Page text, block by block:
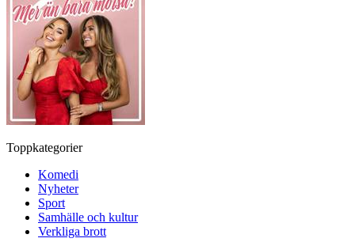
Toppkategorier
Komedi
Nyheter
Sport
Samhälle och kultur
Verkliga brott